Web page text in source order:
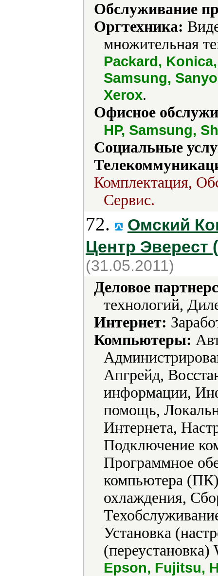
Обслуживание
Оргтехника:
множительная
Packard,
Samsung,
Xerox.
Офисное
HP, Samsung,
Социальные
Комплектация,
Сервис.
72.
Омский
Центр Эверест
(31.05.2011)
Деловое
технологий,
Интернет:
Компьютеры:
Апгрейд,
информации,
помощь,
Интернета,
Подключение
Программное
компьютера
охлаждения,
Установка
Epson, Fujitsu,